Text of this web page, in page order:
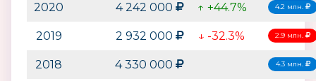
2020 4 242 000 ↑ +44.7% 4.2 млн.
2019 2 932 000 ↓ -32.3% 2.9 млн.
2018 4 330 000 4.3 млн.